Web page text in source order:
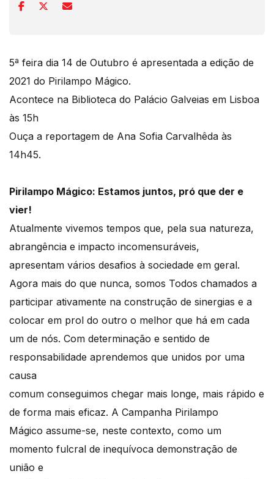
5ª feira dia 14 de Outubro é apresentada a edição de
2021 do Pirilampo Mágico.
Acontece na Biblioteca do Palácio Galveias em Lisboa
às 15h
Ouça a reportagem de Ana Sofia Carvalhêda às
14h45.
Pirilampo Mágico: Estamos juntos, pró que der e
vier!
Atualmente vivemos tempos que, pela sua natureza,
abrangência e impacto incomensuráveis,
apresentam vários desafios à sociedade em geral.
Agora mais do que nunca, somos Todos chamados a
participar ativamente na construção de sinergias e a
colocar em prol do outro o melhor que há em cada
um de nós. Com determinação e sentido de
responsabilidade aprendemos que unidos por uma
causa
comum conseguimos chegar mais longe, mais rápido e
de forma mais eficaz. A Campanha Pirilampo
Mágico assume-se, neste contexto, como um
momento fulcral de inequívoca demonstração de
união e